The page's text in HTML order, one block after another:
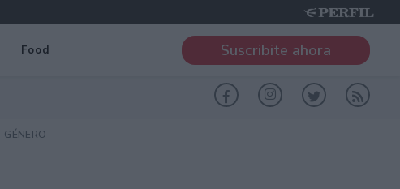
Food Suscribite ahora
GÉNERO